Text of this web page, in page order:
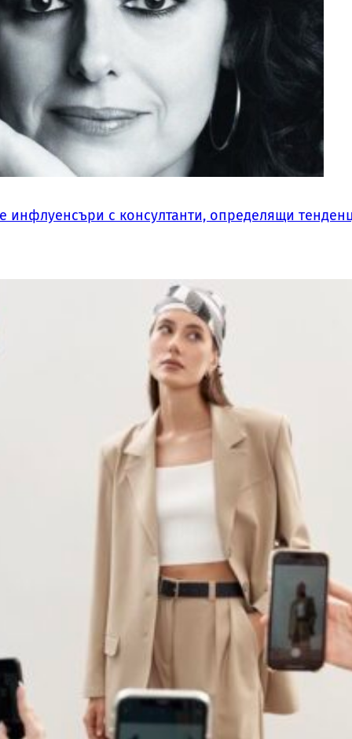
инфлуенсъри с консултанти, определящи